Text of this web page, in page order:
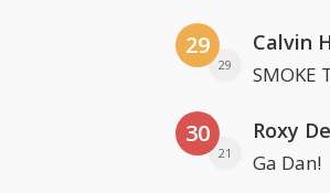
29
29
Calvin
SMOKE
30
21
Roxy
Ga Dan!